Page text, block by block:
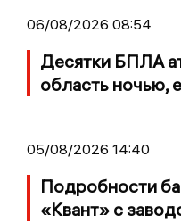
06/08/2026 08:54
Десятки БПЛА
область ночью,
05/08/2026 14:40
Подробности
«Квант» с